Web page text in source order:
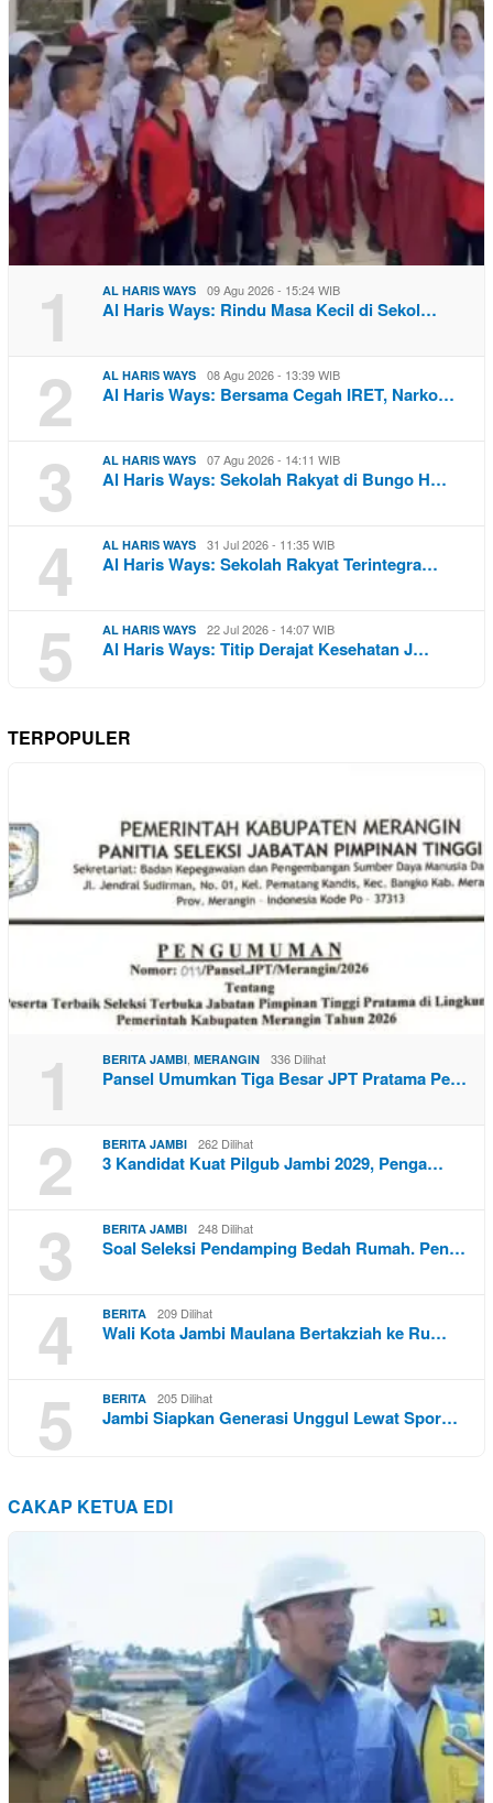
1 AL HARIS WAYS 09 Agu 2026 - 15:24 WIB
Al Haris Ways: Rindu Masa Kecil di Sekol…
2 AL HARIS WAYS 08 Agu 2026 - 13:39 WIB
Al Haris Ways: Bersama Cegah IRET, Narko…
3 AL HARIS WAYS 07 Agu 2026 - 14:11 WIB
Al Haris Ways: Sekolah Rakyat di Bungo H…
4 AL HARIS WAYS 31 Jul 2026 - 11:35 WIB
Al Haris Ways: Sekolah Rakyat Terintegra…
5 AL HARIS WAYS 22 Jul 2026 - 14:07 WIB
Al Haris Ways: Titip Derajat Kesehatan J…
TERPOPULER
1 BERITA JAMBI, MERANGIN 336 Dilihat
Pansel Umumkan Tiga Besar JPT Pratama Pe…
2 BERITA JAMBI 262 Dilihat
3 Kandidat Kuat Pilgub Jambi 2029, Penga…
3 BERITA JAMBI 248 Dilihat
Soal Seleksi Pendamping Bedah Rumah. Pen…
4 BERITA 209 Dilihat
Wali Kota Jambi Maulana Bertakziah ke Ru…
5 BERITA 205 Dilihat
Jambi Siapkan Generasi Unggul Lewat Spor…
CAKAP KETUA EDI